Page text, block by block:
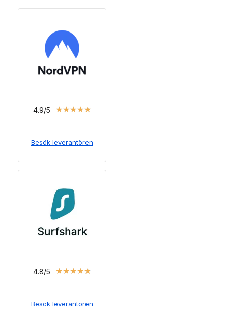
4.9/5 ★★★★★
Besök leverantören
4.8/5 ★★★★★
Besök leverantören